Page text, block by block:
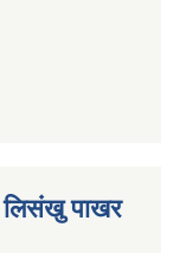
लिसंखु पाखर